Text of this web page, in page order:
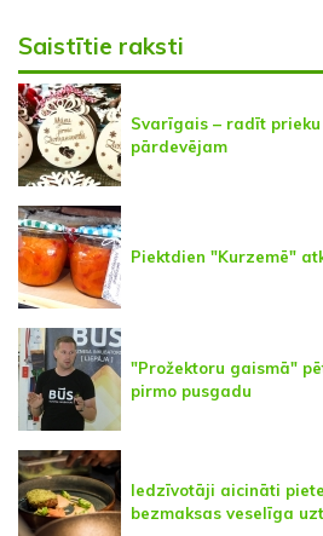
Saistītie raksti
Svarīgais – radīt
pārdevējam
Piektdien "Kurzemē"
"Prožektoru gaismā"
pirmo pusgadu
Iedzīvotāji aicināti
bezmaksas veselīga